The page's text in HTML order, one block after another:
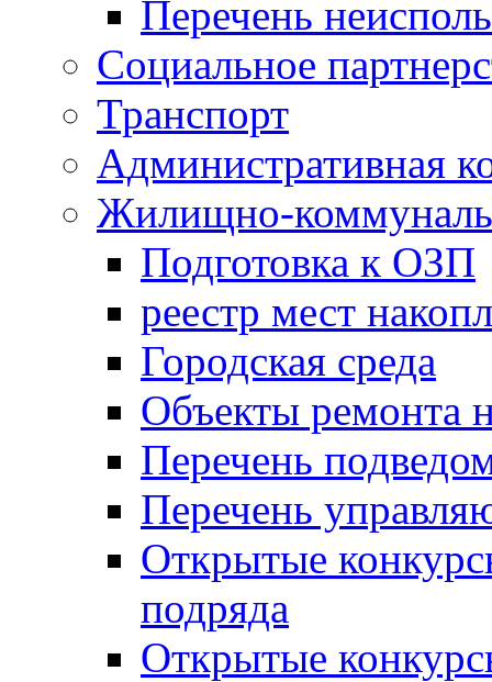
Перечень
Социальное
Транспорт
Административная
Жилищно-
Подготовка к ОЗП
реестр мест
Городская среда
Объекты ремонта
Перечень
Перечень
Открытые
подряда
Открытые